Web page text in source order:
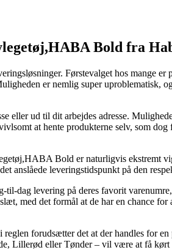
Bold fra
Førstevalget hos mange er
er nemlig super uproblematisk,
eller ud til dit arbejdes adresse.
at hente produkterne selv, som
Bold er naturligvis ekstremt
anslåede leveringstidspunkt på den
til-dag levering på deres favorit
med det formål at de har en chance for
forudsætter det at der handles for
Lillerød eller Tønder – vil være at få kørt